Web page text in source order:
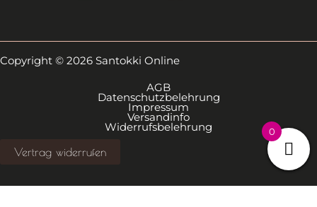
Copyright © 2026 Santokki Online
AGB
Datenschutzbelehrung
Impressum
Versandinfo
Widerrufsbelehrung
Vertrag widerrufen
0